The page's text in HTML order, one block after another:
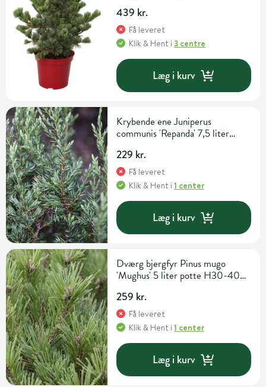
439 kr.
Få leveret
Klik & Hent i3 centre
Læg i kurv
Krybende ene Juniperus
communis 'Repanda' 7,5 liter
229 kr.
Få leveret
Klik & Hent i1 center
Læg i kurv
Dværg bjergfyr Pinus mugo
'Mughus' 5 liter potte H30-40
259 kr.
Få leveret
Klik & Hent i1 center
Læg i kurv